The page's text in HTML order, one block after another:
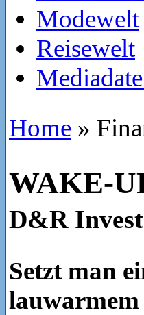
Modewelt
Reisewelt
Home »
WAKE-
D&R
Setzt man
lauwarmem